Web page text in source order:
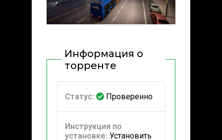
Информация о
торренте
Статус: Проверенно
Инструкция по
установке: Установить